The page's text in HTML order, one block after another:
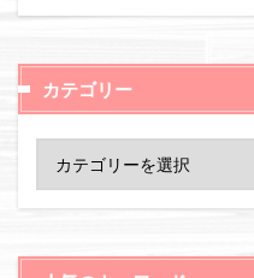
カテゴリー